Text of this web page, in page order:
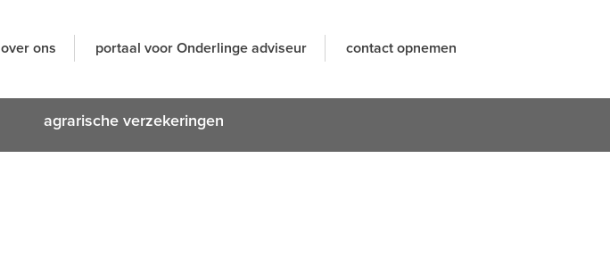
over ons portaal voor Onderlinge adviseur contact opnemen
agrarische verzekeringen